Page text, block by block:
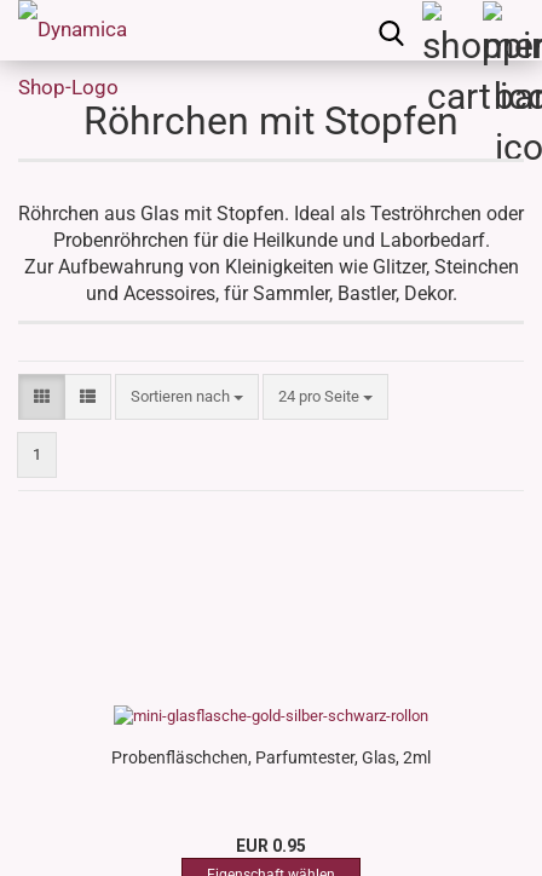
Röhrchen mit Stopfen
Röhrchen aus Glas mit Stopfen. Ideal als Teströhrchen oder
Probenröhrchen für die Heilkunde und Laborbedarf.
Zur Aufbewahrung von Kleinigkeiten wie Glitzer, Steinchen
und Acessoires, für Sammler, Bastler, Dekor.
Sortieren nach
Sortieren nach 24 pro Seite
pro Seite
1
Probenfläschchen, Parfumtester, Glas, 2ml
EUR 0.95